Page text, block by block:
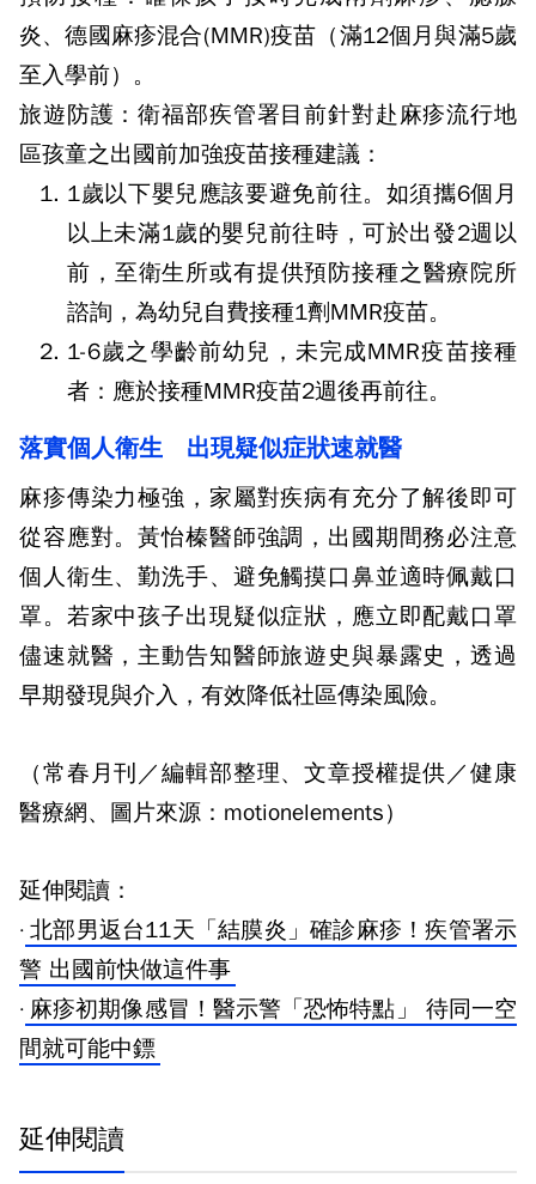
炎、德國麻疹混合(MMR)疫苗（滿12個月與滿5歲
至入學前）。
旅遊防護：衛福部疾管署目前針對赴麻疹流行地
區孩童之出國前加強疫苗接種建議：
1歲以下嬰兒應該要避免前往。如須攜6個月
以上未滿1歲的嬰兒前往時，可於出發2週以
前，至衛生所或有提供預防接種之醫療院所
諮詢，為幼兒自費接種1劑MMR疫苗。
1-6歲之學齡前幼兒，未完成MMR疫苗接種
者：應於接種MMR疫苗2週後再前往。
落實個人衛生 出現疑似症狀速就醫
麻疹傳染力極強，家屬對疾病有充分了解後即可
從容應對。黃怡榛醫師強調，出國期間務必注意
個人衛生、勤洗手、避免觸摸口鼻並適時佩戴口
罩。若家中孩子出現疑似症狀，應立即配戴口罩
儘速就醫，主動告知醫師旅遊史與暴露史，透過
早期發現與介入，有效降低社區傳染風險。
（常春月刊／編輯部整理、文章授權提供／健康
醫療網、圖片來源：motionelements）
延伸閱讀：
· 北部男返台11天「結膜炎」確診麻疹！疾管署示
警 出國前快做這件事
· 麻疹初期像感冒！醫示警「恐怖特點」 待同一空
間就可能中鏢
延伸閱讀